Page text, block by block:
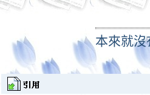
本來就